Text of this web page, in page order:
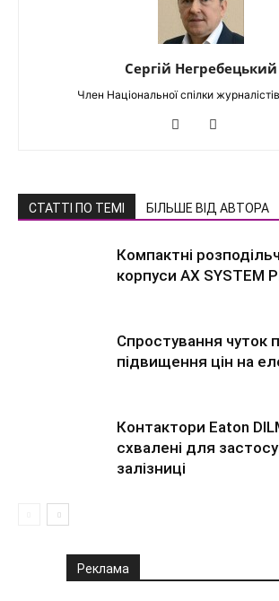
Сергій Негребецький
Член Національної спілки
СТАТТІ ПО ТЕМІ БІЛЬШЕ ВІД АВТОРА
Компактні
корпуси AX SYSTEM
Спростування чуток
підвищення цін на
Контактори Eaton
схвалені для
залізниці
Реклама